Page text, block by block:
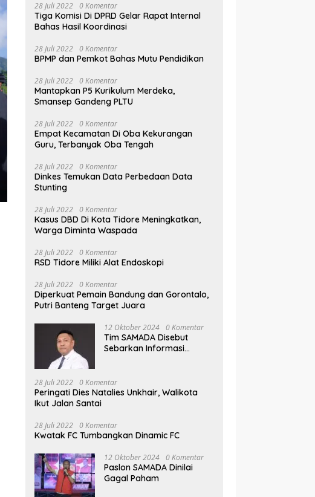
28 Juli 2022 0 Komentar
Tiga Komisi Di DPRD Gelar Rapat Internal
Bahas Hasil Koordinasi
28 Juli 2022 0 Komentar
BPMP dan Pemkot Bahas Mutu Pendidikan
28 Juli 2022 0 Komentar
Mantapkan P5 Kurikulum Merdeka,
Smansep Gandeng PLTU
28 Juli 2022 0 Komentar
Empat Kecamatan Di Oba Kekurangan
Guru, Terbanyak Oba Tengah
28 Juli 2022 0 Komentar
Dinkes Temukan Data Perbedaan Data
Stunting
28 Juli 2022 0 Komentar
Kasus DBD Di Kota Tidore Meningkatkan,
Warga Diminta Waspada
28 Juli 2022 0 Komentar
RSD Tidore Miliki Alat Endoskopi
28 Juli 2022 0 Komentar
Diperkuat Pemain Bandung dan Gorontalo,
Putri Banteng Target Juara
12 Oktober 2024 0 Komentar
Tim SAMADA Disebut
Sebarkan Informasi
28 Juli 2022 0 Komentar
Peringati Dies Natalies Unkhair, Walikota
Ikut Jalan Santai
28 Juli 2022 0 Komentar
Kwatak FC Tumbangkan Dinamic FC
12 Oktober 2024 0 Komentar
Paslon SAMADA Dinilai
Gagal Paham